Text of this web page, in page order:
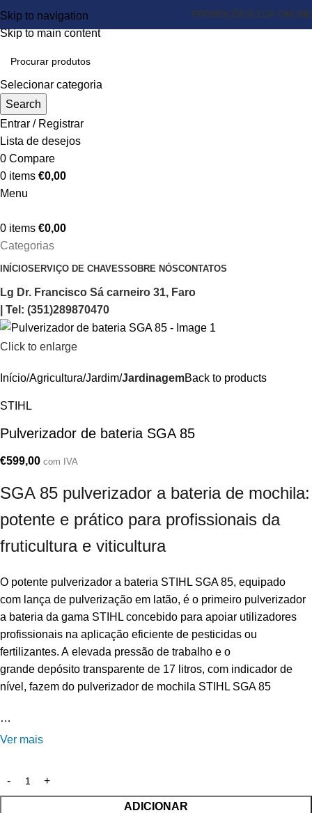
Skip to navigation
Skip to main content
PROMOÇÕES LOJA ONLINE
Selecionar categoria
Search
Entrar / Registrar
Lista de desejos
0 Compare
0 items €0,00
Menu
0 items €0,00
Categorias
INÍCIOSERVIÇO DE CHAVESSOBRE NÓSCONTATOS
Lg Dr. Francisco Sá carneiro 31, Faro
| Tel: (351)289870470
Click to enlarge
Início Agricultura/Jardim JardinagemBack to products
STIHL
Pulverizador de bateria SGA 85
€599,00 com IVA
SGA 85 pulverizador a bateria de mochila:
potente e prático para profissionais da
fruticultura e viticultura
O potente pulverizador a bateria STIHL SGA 85, equipado
com lança de pulverização em latão, é o primeiro pulverizador
a bateria da gama STIHL concebido para apoiar utilizadores
profissionais na aplicação eficiente de pesticidas ou
fertilizantes. A elevada pressão de trabalho e o
grande depósito transparente de 17 litros, com indicador de
nível, fazem do pulverizador de mochila STIHL SGA 85
…
Ver mais
ADICIONAR